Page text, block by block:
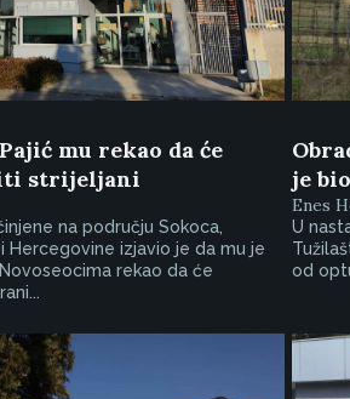
mu rekao da će
strijeljani
na području Sokoca,
Hercegovine izjavio je da mu je
rekao da će
je
Enes
U
od